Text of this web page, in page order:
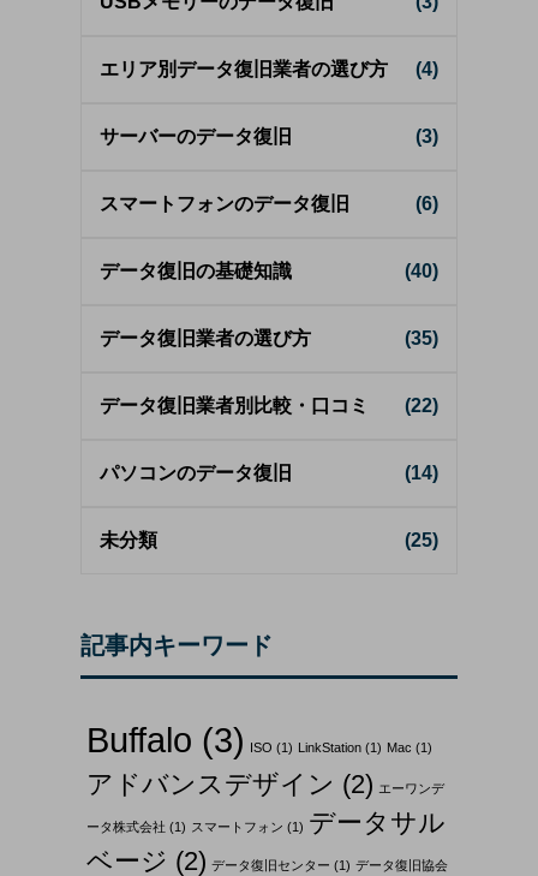
エリア別データ復旧業者の選び方 (4)
サーバーのデータ復旧 (3)
スマートフォンのデータ復旧 (6)
データ復旧の基礎知識 (40)
データ復旧業者の選び方 (35)
データ復旧業者別比較・口コミ (22)
パソコンのデータ復旧 (14)
未分類 (25)
記事内キーワード
Buffalo (3) ISO (1) LinkStation (1) Mac (1)
アドバンスデザイン (2) エーワンデ
ータ株式会社 (1) スマートフォン (1) データサル
ベージ (2) データ復旧センター (1) データ復旧協会